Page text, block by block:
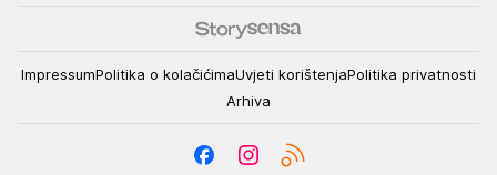
ImpressumPolitika o kolačićimaUvjeti korištenjaPolitika privatnosti
Arhiva